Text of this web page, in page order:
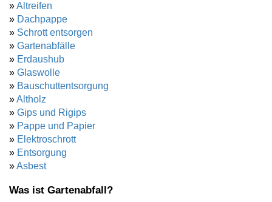
»Altreifen
» Dachpappe
» Schrott entsorgen
» Gartenabfälle
» Erdaushub
» Glaswolle
» Bauschuttentsorgung
»Altholz
» Gips und Rigips
» Pappe und Papier
» Elektroschrott
» Entsorgung
»Asbest
Was ist Gartenabfall?